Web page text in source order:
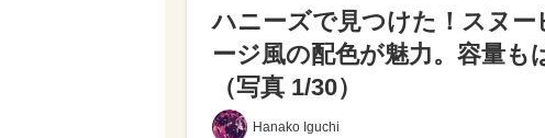
ハニーズで見つけた！スヌ
ージ風の配色が魅力。容量
（写真 1/30）
Hanako Iguchi